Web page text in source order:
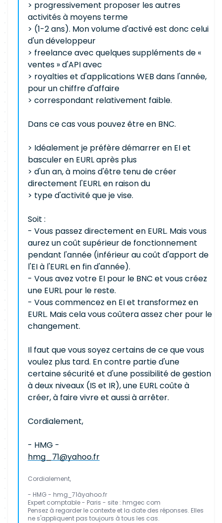
> progressivement proposer les autres
activités à moyens terme
> (1-2 ans). Mon volume d'activé est donc celui
d'un développeur
> freelance avec quelques suppléments de «
ventes » d'API avec
> royalties et d'applications WEB dans l'année,
pour un chiffre d'affaire
> correspondant relativement faible.
Dans ce cas vous pouvez être en BNC.
> Idéalement je préfère démarrer en EI et
basculer en EURL après plus
> d'un an, à moins d'être tenu de créer
directement l'EURL en raison du
> type d'activité que je vise.
Soit :
- Vous passez directement en EURL. Mais vous
aurez un coût supérieur de fonctionnement
pendant l'année (inférieur au coût d'apport de
l'EI à l'EURL en fin d'année).
- Vous avez votre EI pour le BNC et vous créez
une EURL pour le reste.
- Vous commencez en EI et transformez en
EURL. Mais cela vous coûtera assez cher pour le
changement.
Il faut que vous soyez certains de ce que vous
voulez plus tard. En contre partie d'une
certaine sécurité et d'une possibilité de gestion
à deux niveaux (IS et IR), une EURL coûte à
créer, à faire vivre et aussi à arrêter.
Cordialement,
- HMG -
hmg_71@yahoo.fr
Cordialement,
- HMG - hmg_71àyahoo.fr
Expert comptable - Paris - site : hmgec com
Pensez à regarder le contexte et la date des réponses. Elles
ne s'appliquent pas toujours à tous les cas.